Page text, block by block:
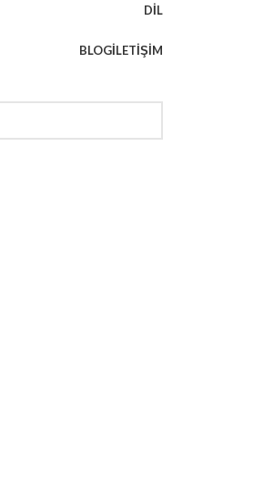
DIL
BLOGİLETIŞIM